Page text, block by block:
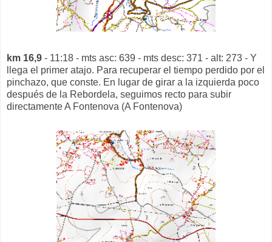
km 16,9 - 11:18 - mts asc: 639 - mts desc: 371 - alt: 273 - Y
llega el primer atajo. Para recuperar el tiempo perdido por el
pinchazo, que conste. En lugar de girar a la izquierda poco
después de la Rebordela, seguimos recto para subir
directamente A Fontenova (A Fontenova)